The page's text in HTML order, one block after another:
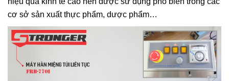
cơ sở sản xuất thực phẩm, dược phẩm…